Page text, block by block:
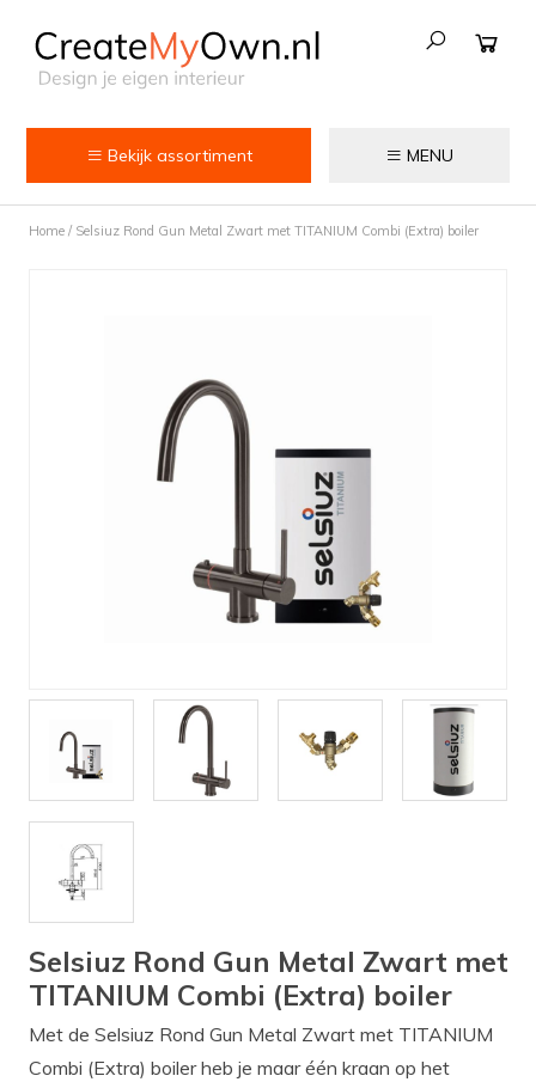
Bekijk assortiment
Voedselrestenvermalers
Wastafels
MENU
Home/ Selsiuz Rond Gun Metal Zwart met TITANIUM Combi (Extra) boiler
Selsiuz Rond Gun Metal Zwart met
TITANIUM Combi (Extra) boiler
Met de Selsiuz Rond Gun Metal Zwart met TITANIUM
Combi (Extra) boiler heb je maar één kraan op het